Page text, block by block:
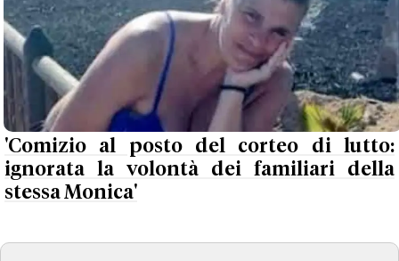
'Comizio al posto del corteo di lutto:
ignorata la volontà dei familiari della
stessa Monica'